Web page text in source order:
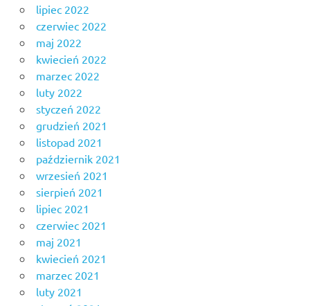
lipiec 2022
czerwiec 2022
maj 2022
kwiecień 2022
marzec 2022
luty 2022
styczeń 2022
grudzień 2021
listopad 2021
październik 2021
wrzesień 2021
sierpień 2021
lipiec 2021
czerwiec 2021
maj 2021
kwiecień 2021
marzec 2021
luty 2021